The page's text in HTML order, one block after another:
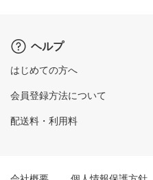
ヘルプ
はじめての方へ
会員登録方法について
配送料・利用料